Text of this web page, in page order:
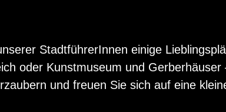
StadtführerInnen einige
oder Kunstmuseum und Gerberhäuser
und freuen Sie sich auf eine